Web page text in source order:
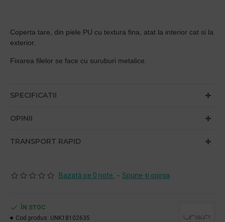
Coperta tare, din piele PU cu textura fina, atat la interior cat si la
exterior.
Fixarea filelor se face cu suruburi metalice.
SPECIFICATII
OPINII
TRANSPORT RAPID
Bazată pe 0 note. - Spune-ţi opinia
ÎN STOC
Cod produs: UNK18102635